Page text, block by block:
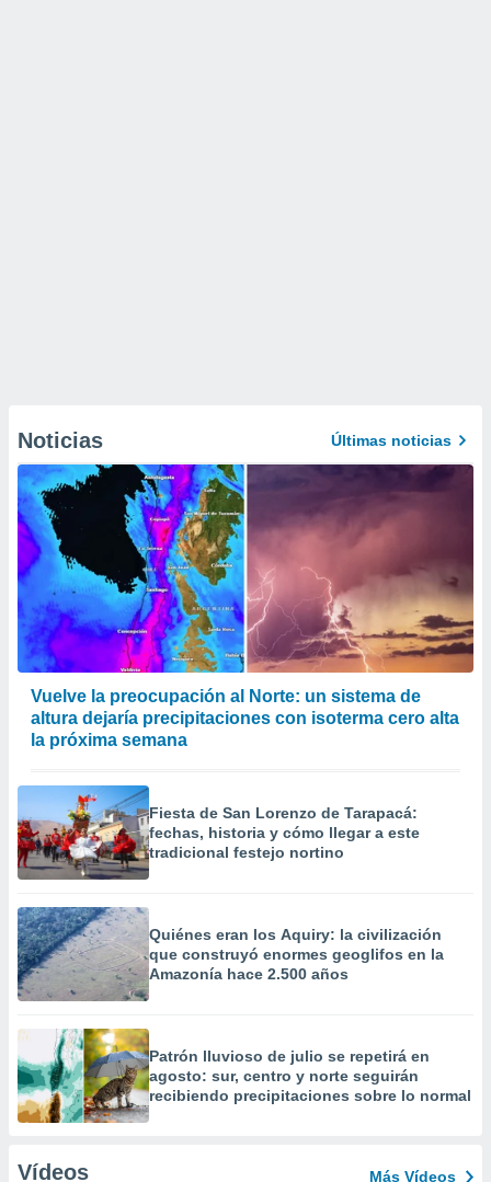
Noticias Últimas noticias
Vuelve la preocupación al Norte: un sistema de
altura dejaría precipitaciones con isoterma cero alta
la próxima semana
Fiesta de San Lorenzo de Tarapacá:
fechas, historia y cómo llegar a este
tradicional festejo nortino
Quiénes eran los Aquiry: la civilización
que construyó enormes geoglifos en la
Amazonía hace 2.500 años
Patrón lluvioso de julio se repetirá en
agosto: sur, centro y norte seguirán
recibiendo precipitaciones sobre lo normal
Vídeos Más Vídeos